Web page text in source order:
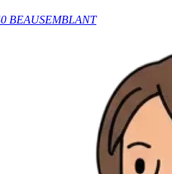
BEAUSEMBLANT